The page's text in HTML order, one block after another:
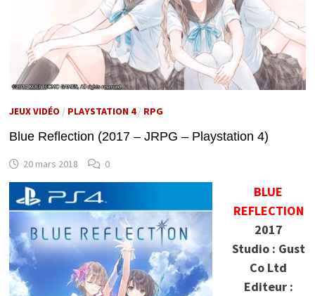
JEUX VIDÉO / PLAYSTATION 4/ RPG
Blue Reflection (2017 – JRPG – Playstation 4)
20 mars 2018 0
BLUE
REFLECTION
2017
Studio : Gust
Co Ltd
Editeur :